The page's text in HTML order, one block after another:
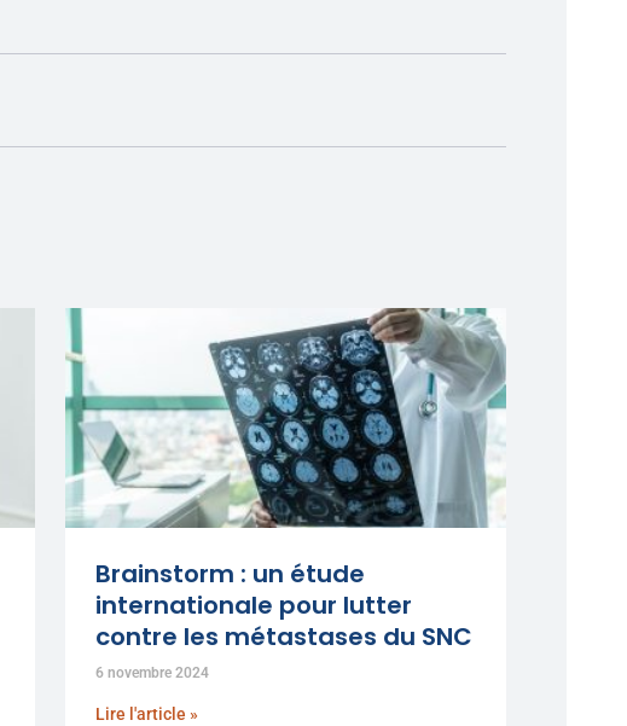
Brainstorm : un étude
internationale pour lutter
contre les métastases du SNC
6 novembre 2024
Lire l'article »